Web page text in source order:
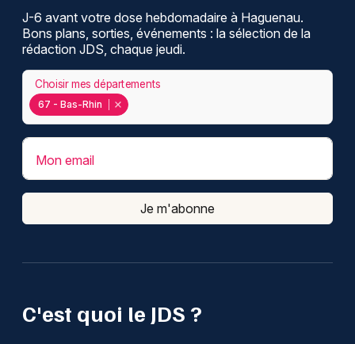
C'est quoi le JDS ?
J-6 avant votre dose hebdomadaire à Haguenau.
Bons plans, sorties, événements : la sélection de la
rédaction JDS, chaque jeudi.
67 - Bas-Rhin
Choisir mes départements
Mon email
Je m'abonne